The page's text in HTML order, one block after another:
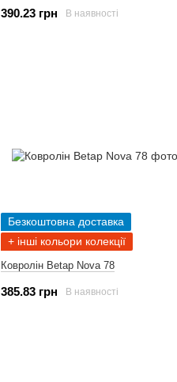
390.23 грн В наявності
Безкоштовна доставка
+ інші кольори колекції
Ковролін Betap Nova 78
385.83 грн В наявності